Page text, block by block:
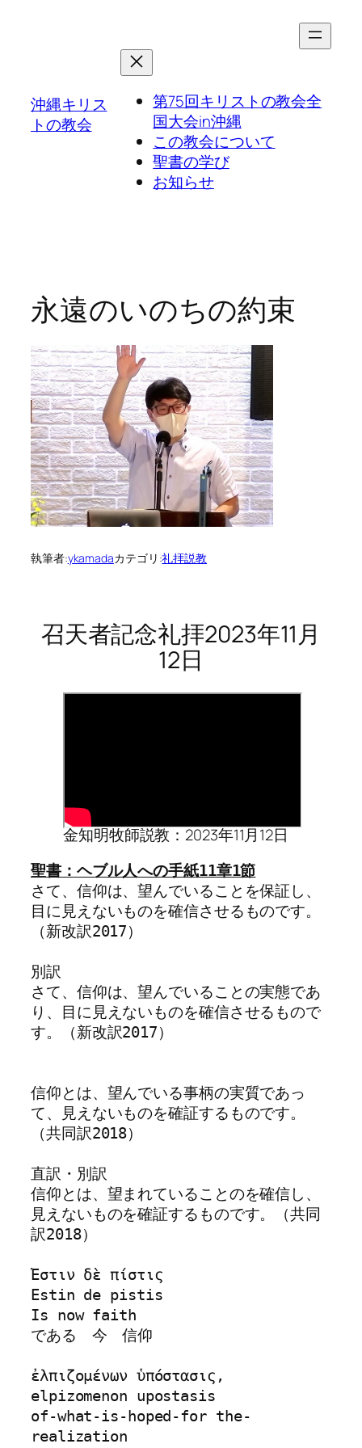
沖縄キリス
トの教会
第75回キリストの教会全
国大会in沖縄
この教会について
聖書の学び
お知らせ
永遠のいのちの約束
執筆者:ykamadaカテゴリ:礼拝説教
召天者記念礼拝2023年11月
12日
金知明牧師説教：2023年11月12日
さて、信仰は、望んでいることを保証し、
目に見えないものを確信させるものです。
（新改訳2017）
別訳
さて、信仰は、望んでいることの実態であ
り、目に見えないものを確信させるもので
す。（新改訳2017）
信仰とは、望んでいる事柄の実質であっ
て、見えないものを確証するものです。
（共同訳2018）
直訳・別訳
信仰とは、望まれていることのを確信し、
見えないものを確証するものです。（共同
訳2018）
Ἔστιν δὲ πίστις
Estin de pistis
Is now faith
である　今　信仰
ἐλπιζομένων ὑπόστασις,
elpizomenon upostasis
of-what-is-hoped-for the-
realization